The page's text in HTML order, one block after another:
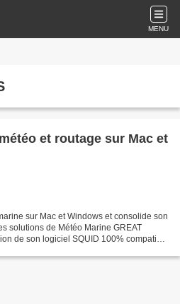
MENU
et routage sur Mac et
sur Mac et Windows et consolide son
solutions de Météo Marine GREAT
de son logiciel SQUID 100% compatible